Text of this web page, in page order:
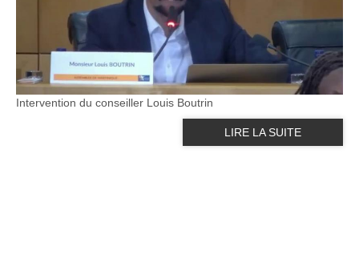
Intervention du conseiller Louis Boutrin
LIRE LA SUITE